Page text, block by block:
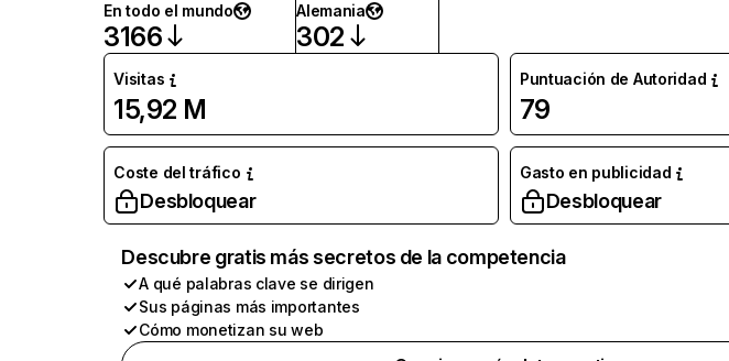
En todo el mundo
3166
Alemania
302
Visitas
15,92 M
Puntuación de Autoridad
79
Coste del tráfico
Desbloquear
Gasto en publicidad
Desbloquear
Descubre gratis más secretos de la competencia
A qué palabras clave se dirigen
Sus páginas más importantes
Cómo monetizan su web